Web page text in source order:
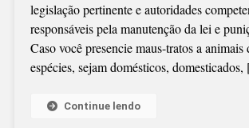
legislação pertinente e autoridades
responsáveis pela manutenção da lei e
Caso você presencie maus-tratos a animais
espécies, sejam domésticos,
Continue lendo